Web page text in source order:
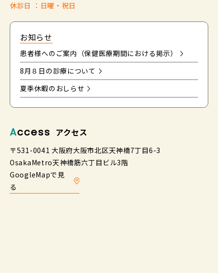
Access アクセス
〒531-0041 大阪府大阪市北区天神橋7丁目6-3
OsakaMetro天神橋筋六丁目ビル3階
GoogleMapで見
る
休診日 ：日曜・祝日
お知らせ
患者様へのご案内（保健医療期間における掲示）
8月８日の診療について
夏季休暇のおしらせ